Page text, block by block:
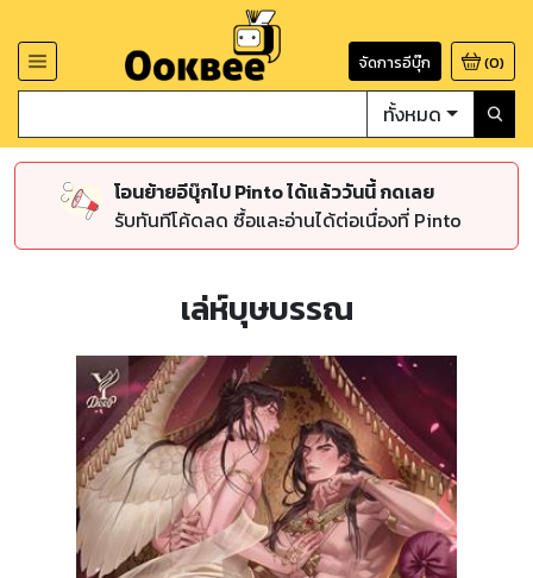
จัดการอีบุ๊ก (0)
ทั้งหมด
โอนย้ายอีบุ๊กไป Pinto ได้แล้ววันนี้ กดเลย
รับทันทีโค้ดลด ซื้อและอ่านได้ต่อเนื่องที่ Pinto
เล่ห์บุษบรรณ